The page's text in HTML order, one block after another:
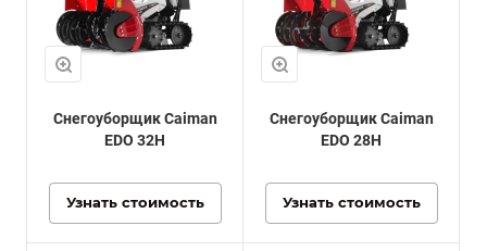
Снегоуборщик Caiman
EDO 32H
Узнать стоимость
Снегоуборщик Caiman
EDO 28H
Узнать стоимость